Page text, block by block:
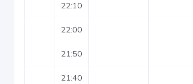
22:10
22:00
21:50
21:40